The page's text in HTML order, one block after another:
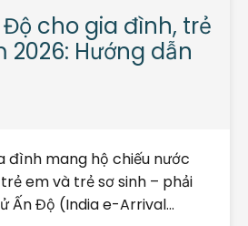
cho gia đình, trẻ
Hướng dẫn
đình mang hộ chiếu nước
em và trẻ sơ sinh – phải
Ấn Độ (India e-Arrival…